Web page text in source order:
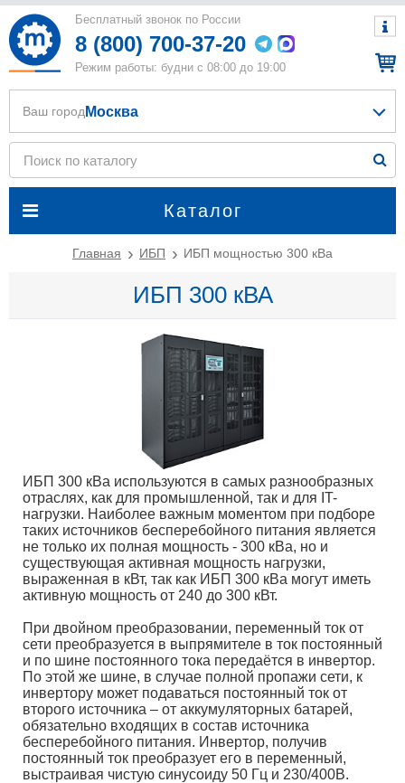
Бесплатный звонок по России
8 (800) 700-37-20
Режим работы: будни с 08:00 до 19:00
Каталог
Ваш город Москва
Главная ИБП ИБП мощностью 300 кВа
ИБП 300 кВА
ИБП 300 кВа используются в самых разнообразных
отраслях, как для промышленной, так и для IT-
нагрузки. Наиболее важным моментом при подборе
таких источников бесперебойного питания является
не только их полная мощность - 300 кВа, но и
существующая активная мощность нагрузки,
выраженная в кВт, так как ИБП 300 кВа могут иметь
активную мощность от 240 до 300 кВт.
При двойном преобразовании, переменный ток от
сети преобразуется в выпрямителе в ток постоянный
и по шине постоянного тока передаётся в инвертор.
По этой же шине, в случае полной пропажи сети, к
инвертору может подаваться постоянный ток от
второго источника – от аккумуляторных батарей,
обязательно входящих в состав источника
бесперебойного питания. Инвертор, получив
постоянный ток преобразует его в переменный,
выстраивая чистую синусоиду 50 Гц и 230/400В.